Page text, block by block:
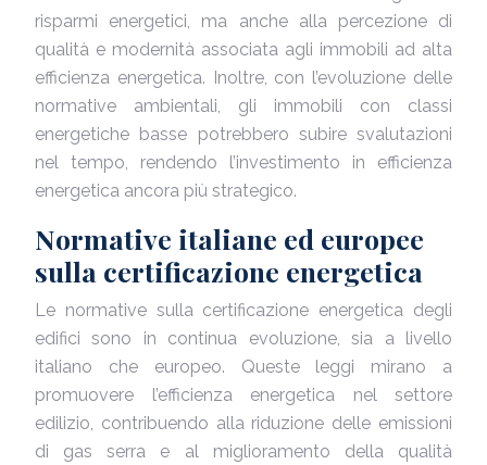
risparmi energetici, ma anche alla percezione di
qualità e modernità associata agli immobili ad alta
efficienza energetica. Inoltre, con l’evoluzione delle
normative ambientali, gli immobili con classi
energetiche basse potrebbero subire svalutazioni
nel tempo, rendendo l’investimento in efficienza
energetica ancora più strategico.
Normative italiane ed europee
sulla certificazione energetica
Le normative sulla certificazione energetica degli
edifici sono in continua evoluzione, sia a livello
italiano che europeo. Queste leggi mirano a
promuovere l’efficienza energetica nel settore
edilizio, contribuendo alla riduzione delle emissioni
di gas serra e al miglioramento della qualità